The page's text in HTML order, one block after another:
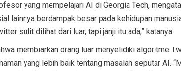
yang mempelajari AI di Georgia Tech,
lainnya berdampak besar pada kehidupan
sulit dilihat dari luar, tapi janji itu ada,” katanya.
membiarkan orang luar menyelidiki algoritme
yang lebih baik tentang masalah seputar AI.